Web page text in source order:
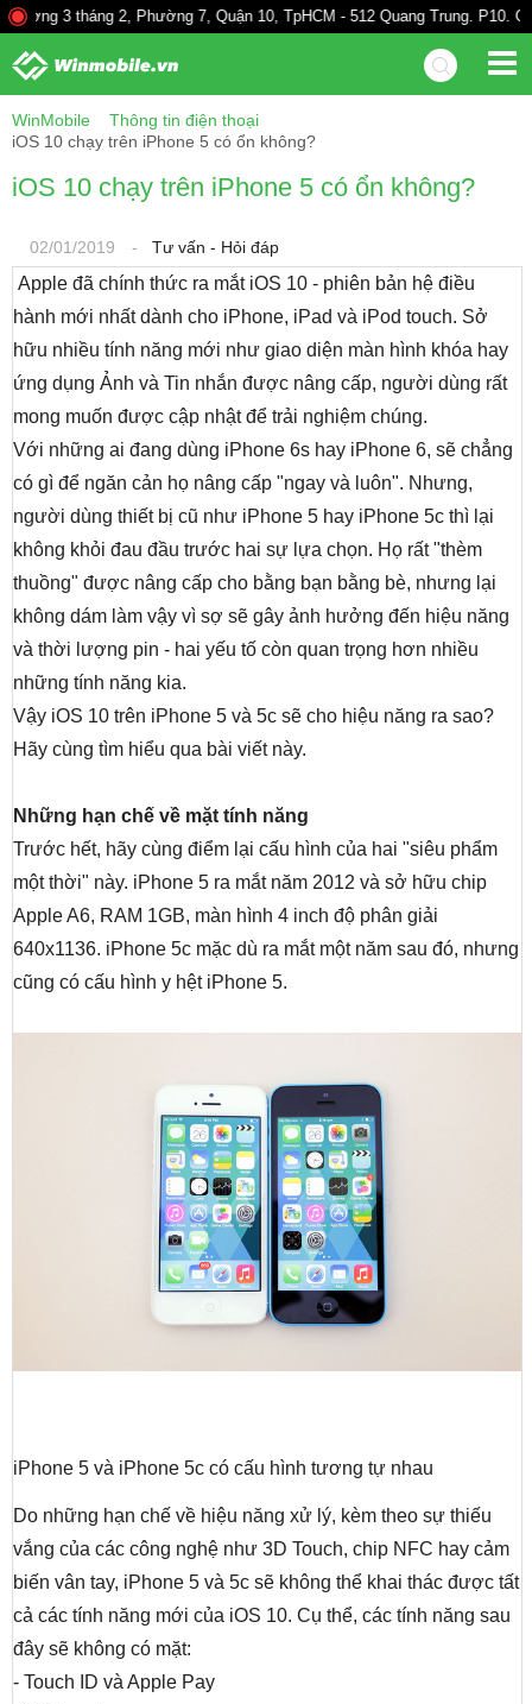
2, Phường 7, Quận 10, TpHCM - 512 Quang Trung. P10. Gò Vấp -
WinMobile
Thông tin điện thoại
iOS 10 chạy trên iPhone 5 có ổn không?
iOS 10 chạy trên iPhone 5 có ổn không?
02/01/2019 - Tư vấn - Hỏi đáp
Apple đã chính thức ra mắt iOS 10 - phiên bản hệ điều
hành mới nhất dành cho iPhone, iPad và iPod touch. Sở
hữu nhiều tính năng mới như giao diện màn hình khóa hay
ứng dụng Ảnh và Tin nhắn được nâng cấp, người dùng rất
mong muốn được cập nhật để trải nghiệm chúng.
Với những ai đang dùng iPhone 6s hay iPhone 6, sẽ chẳng
có gì để ngăn cản họ nâng cấp "ngay và luôn". Nhưng,
người dùng thiết bị cũ như iPhone 5 hay iPhone 5c thì lại
không khỏi đau đầu trước hai sự lựa chọn. Họ rất "thèm
thuồng" được nâng cấp cho bằng bạn bằng bè, nhưng lại
không dám làm vậy vì sợ sẽ gây ảnh hưởng đến hiệu năng
và thời lượng pin - hai yếu tố còn quan trọng hơn nhiều
những tính năng kia.
Vậy iOS 10 trên iPhone 5 và 5c sẽ cho hiệu năng ra sao?
Hãy cùng tìm hiểu qua bài viết này.
Những hạn chế về mặt tính năng
Trước hết, hãy cùng điểm lại cấu hình của hai "siêu phẩm
một thời" này. iPhone 5 ra mắt năm 2012 và sở hữu chip
Apple A6, RAM 1GB, màn hình 4 inch độ phân giải
640x1136. iPhone 5c mặc dù ra mắt một năm sau đó, nhưng
cũng có cấu hình y hệt iPhone 5.
iPhone 5 và iPhone 5c có cấu hình tương tự nhau
Do những hạn chế về hiệu năng xử lý, kèm theo sự thiếu
vắng của các công nghệ như 3D Touch, chip NFC hay cảm
biến vân tay, iPhone 5 và 5c sẽ không thể khai thác được tất
cả các tính năng mới của iOS 10. Cụ thể, các tính năng sau
đây sẽ không có mặt:
- Touch ID và Apple Pay